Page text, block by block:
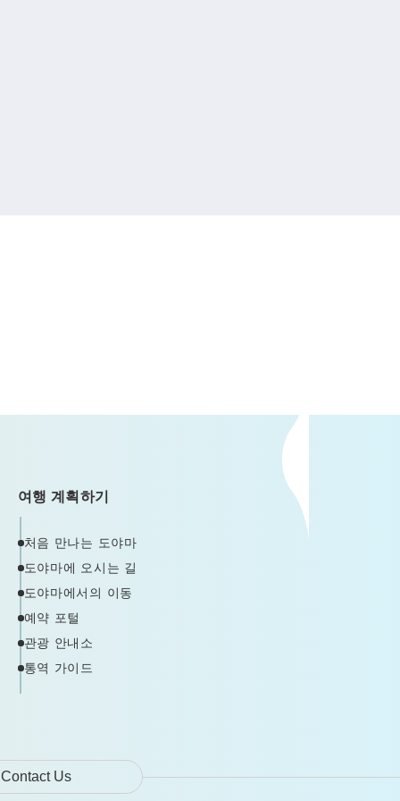
여행 계획하기
처음 만나는 도야마
도야마에 오시는 길
도야마에서의 이동
예약 포털
관광 안내소
통역 가이드
Contact Us